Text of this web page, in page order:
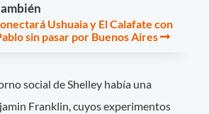
Ushuaia y El Calafate con
sin pasar por Buenos Aires
social de Shelley había una
Franklin, cuyos experimentos